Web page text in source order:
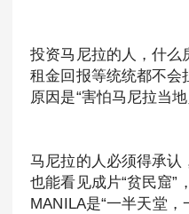
投资马尼拉的人，什么
租金回报等统统都不会
原因是“害怕马尼拉当
马尼拉的人必须得承认
也能看见成片“贫民窟
MANILA是“一半天堂